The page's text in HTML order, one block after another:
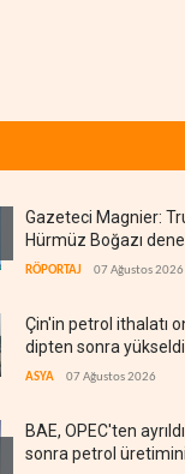
Gazeteci Magnier:
Hürmüz Boğazı
doğrudan İran ve
RÖPORTAJ 07 Ağustos 2026
Çin'in petrol ithalatı
dipten sonra yükseldi
ASYA 07 Ağustos 2026
BAE, OPEC'ten
sonra petrol